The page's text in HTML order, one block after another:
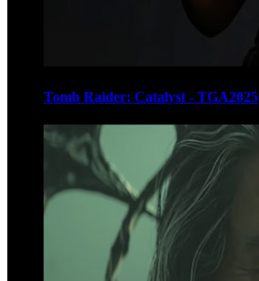
Tomb Raider: Catalyst - TGA2025